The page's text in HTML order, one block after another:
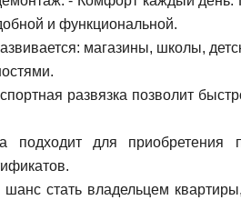
и функциональной.
магазины, школы,
развязка позволит
подходит для
шанс стать владельцем